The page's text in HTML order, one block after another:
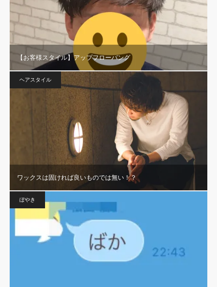
【お客様スタイル】アップフローバング
ヘアスタイル
ワックスは固ければ良いものでは無い！？
ぼやき